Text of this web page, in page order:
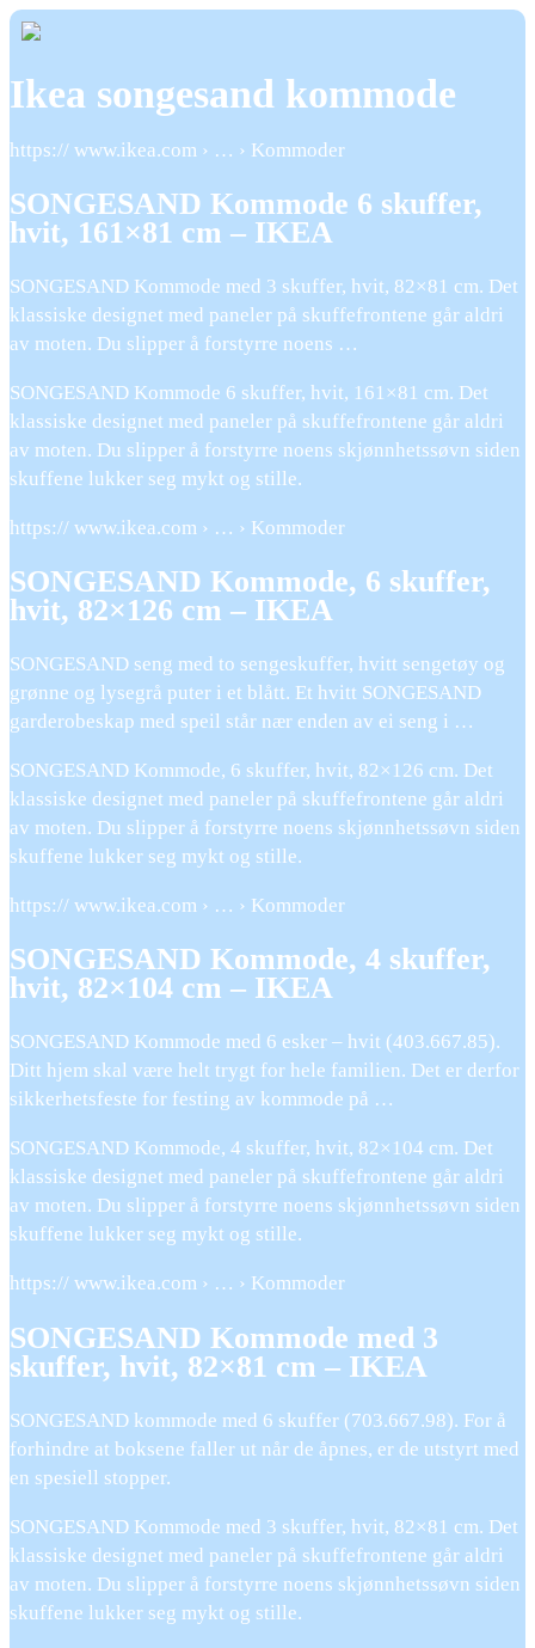
Ikea songesand kommode
https:// www.ikea.com › … › Kommoder
SONGESAND Kommode 6 skuffer,
hvit, 161×81 cm – IKEA
SONGESAND Kommode med 3 skuffer, hvit, 82×81 cm. Det
klassiske designet med paneler på skuffefrontene går aldri
av moten. Du slipper å forstyrre noens …
SONGESAND Kommode 6 skuffer, hvit, 161×81 cm. Det
klassiske designet med paneler på skuffefrontene går aldri
av moten. Du slipper å forstyrre noens skjønnhetssøvn siden
skuffene lukker seg mykt og stille.
https:// www.ikea.com › … › Kommoder
SONGESAND Kommode, 6 skuffer,
hvit, 82×126 cm – IKEA
SONGESAND seng med to sengeskuffer, hvitt sengetøy og
grønne og lysegrå puter i et blått. Et hvitt SONGESAND
garderobeskap med speil står nær enden av ei seng i …
SONGESAND Kommode, 6 skuffer, hvit, 82×126 cm. Det
klassiske designet med paneler på skuffefrontene går aldri
av moten. Du slipper å forstyrre noens skjønnhetssøvn siden
skuffene lukker seg mykt og stille.
https:// www.ikea.com › … › Kommoder
SONGESAND Kommode, 4 skuffer,
hvit, 82×104 cm – IKEA
SONGESAND Kommode med 6 esker – hvit (403.667.85).
Ditt hjem skal være helt trygt for hele familien. Det er derfor
sikkerhetsfeste for festing av kommode på …
SONGESAND Kommode, 4 skuffer, hvit, 82×104 cm. Det
klassiske designet med paneler på skuffefrontene går aldri
av moten. Du slipper å forstyrre noens skjønnhetssøvn siden
skuffene lukker seg mykt og stille.
https:// www.ikea.com › … › Kommoder
SONGESAND Kommode med 3
skuffer, hvit, 82×81 cm – IKEA
SONGESAND kommode med 6 skuffer (703.667.98). For å
forhindre at boksene faller ut når de åpnes, er de utstyrt med
en spesiell stopper.
SONGESAND Kommode med 3 skuffer, hvit, 82×81 cm. Det
klassiske designet med paneler på skuffefrontene går aldri
av moten. Du slipper å forstyrre noens skjønnhetssøvn siden
skuffene lukker seg mykt og stille.